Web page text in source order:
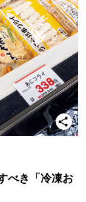
べき「冷凍お